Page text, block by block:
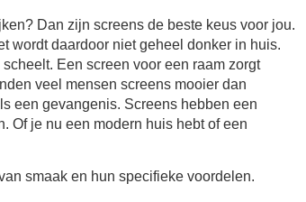
Dan zijn screens de beste keus voor jou.
wordt daardoor niet geheel donker in huis.
Een screen voor een raam zorgt
veel mensen screens mooier dan
een gevangenis. Screens hebben een
Of je nu een modern huis hebt of een
smaak en hun specifieke voordelen.